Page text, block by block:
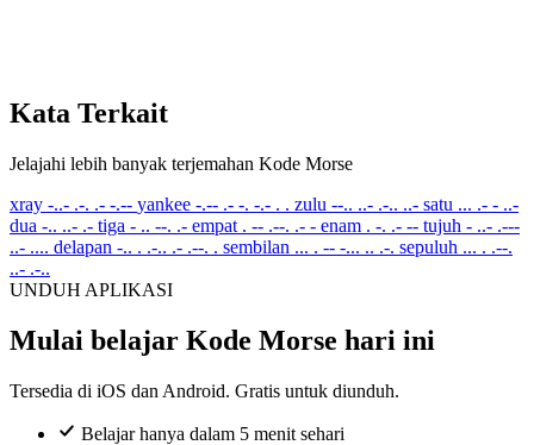
Kata Terkait
Jelajahi lebih banyak terjemahan Kode Morse
xray -..- .-. .- -.-- yankee -.-- .- -. -.- . . zulu --.. ..- .-.. ..- satu ... .- - ..-
dua -.. ..- .- tiga - .. --. .- empat . -- .--. .- - enam . -. .- -- tujuh - ..- .---
..- .... delapan -.. . .-.. .- .--. . sembilan ... . -- -... .. .-. sepuluh ... . .--.
..- .-..
UNDUH APLIKASI
Mulai belajar Kode Morse hari ini
Tersedia di iOS dan Android. Gratis untuk diunduh.
Belajar hanya dalam 5 menit sehari